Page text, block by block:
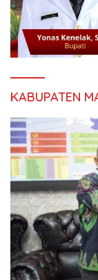
KABUPATEN